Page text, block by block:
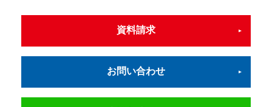
資料請求
お問い合わせ